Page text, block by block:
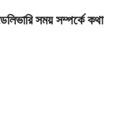
সময় সম্পর্কে কথা